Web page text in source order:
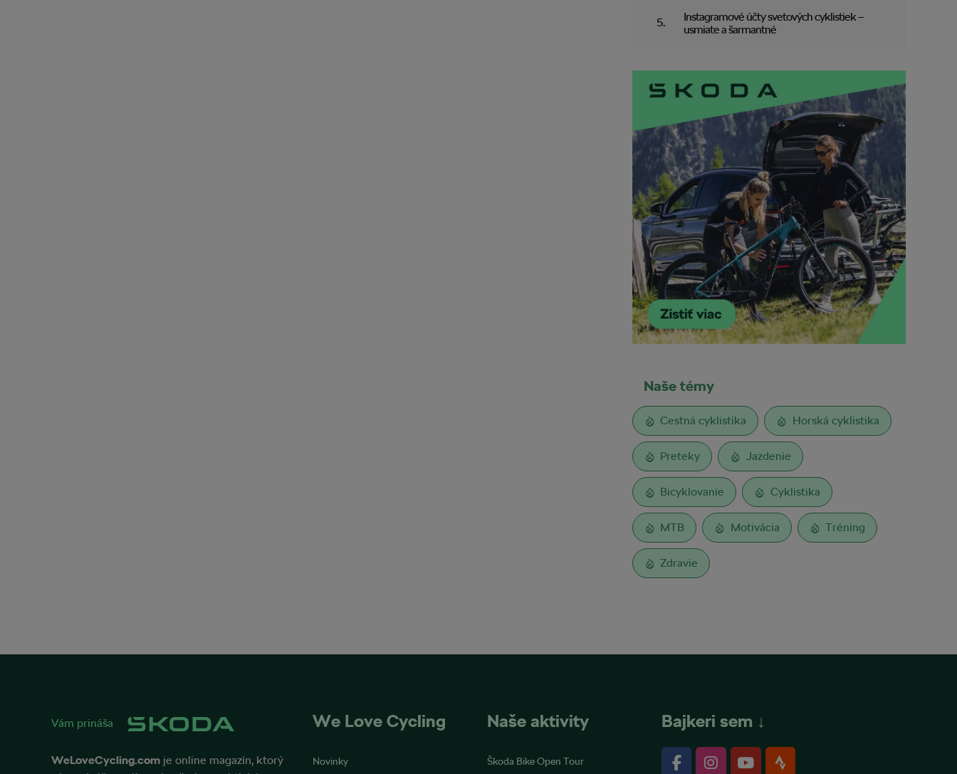
Instagramové účty svetových cyklistiek –
usmiate a šarmantné
Naše témy
Cestná cyklistika Horská cyklistika
Preteky Jazdenie
Bicyklovanie Cyklistika
MTB Motivácia Tréning
Zdravie
Vám prináša
WeLoveCycling.com je online magazín, ktorý
We Love Cycling
Novinky
Naše aktivity
Škoda Bike Open Tour
Bajkeri sem ↓